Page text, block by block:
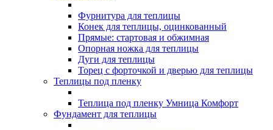
Фурнитура для теплицы
Конек для теплицы, оцинкованный
Прямые: стартовая и обжимная
Опорная ножка для теплицы
Дуги для теплицы
Торец с форточкой и дверью для теплицы
Теплицы под пленку
Теплица под пленку Умница Комфорт
Фундамент для теплицы